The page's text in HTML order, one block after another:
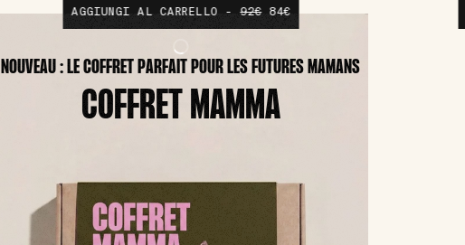
AGGIUNGI AL CARRELLO -92€84€
NOUVEAU : LE COFFRET PARFAIT POUR LES FUTURES MAMANS
COFFRET MAMMA